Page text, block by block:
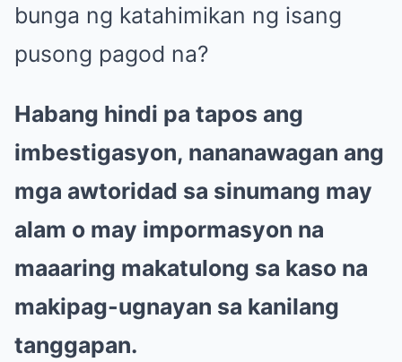
bunga ng katahimikan ng isang
pusong pagod na?
Habang hindi pa tapos ang
imbestigasyon, nananawagan ang
mga awtoridad sa sinumang may
alam o may impormasyon na
maaaring makatulong sa kaso na
makipag-ugnayan sa kanilang
tanggapan.